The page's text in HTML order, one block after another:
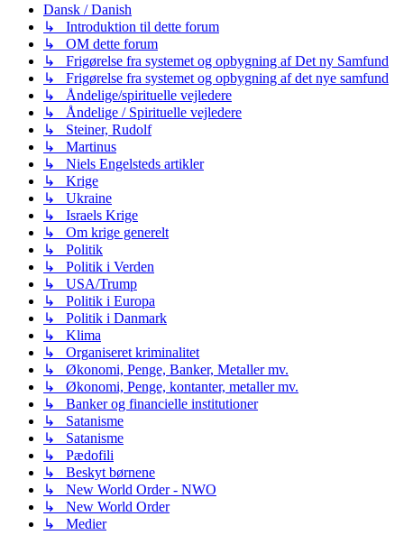
Dansk / Danish
↳ Introduktion til dette forum
↳ OM dette forum
↳ Frigørelse fra systemet og opbygning af Det ny Samfund
↳ Frigørelse fra systemet og opbygning af det nye samfund
↳ Åndelige/spirituelle vejledere
↳ Åndelige / Spirituelle vejledere
↳ Steiner, Rudolf
↳ Martinus
↳ Niels Engelsteds artikler
↳ Krige
↳ Ukraine
↳ Israels Krige
↳ Om krige generelt
↳ Politik
↳ Politik i Verden
↳ USA/Trump
↳ Politik i Europa
↳ Politik i Danmark
↳ Klima
↳ Organiseret kriminalitet
↳ Økonomi, Penge, Banker, Metaller mv.
↳ Økonomi, Penge, kontanter, metaller mv.
↳ Banker og financielle institutioner
↳ Satanisme
↳ Satanisme
↳ Pædofili
↳ Beskyt børnene
↳ New World Order - NWO
↳ New World Order
↳ Medier